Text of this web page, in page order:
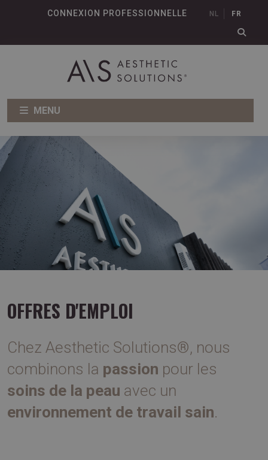
CONNEXION PROFESSIONNELLE NL FR
MENU
OFFRES D'EMPLOI
Chez Aesthetic Solutions®, nous
combinons la passion pour les
soins de la peau avec un
environnement de travail sain.